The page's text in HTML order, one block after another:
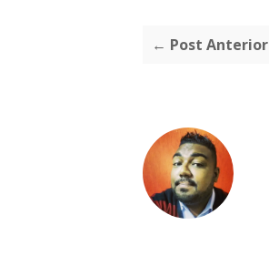
← Post Anterior